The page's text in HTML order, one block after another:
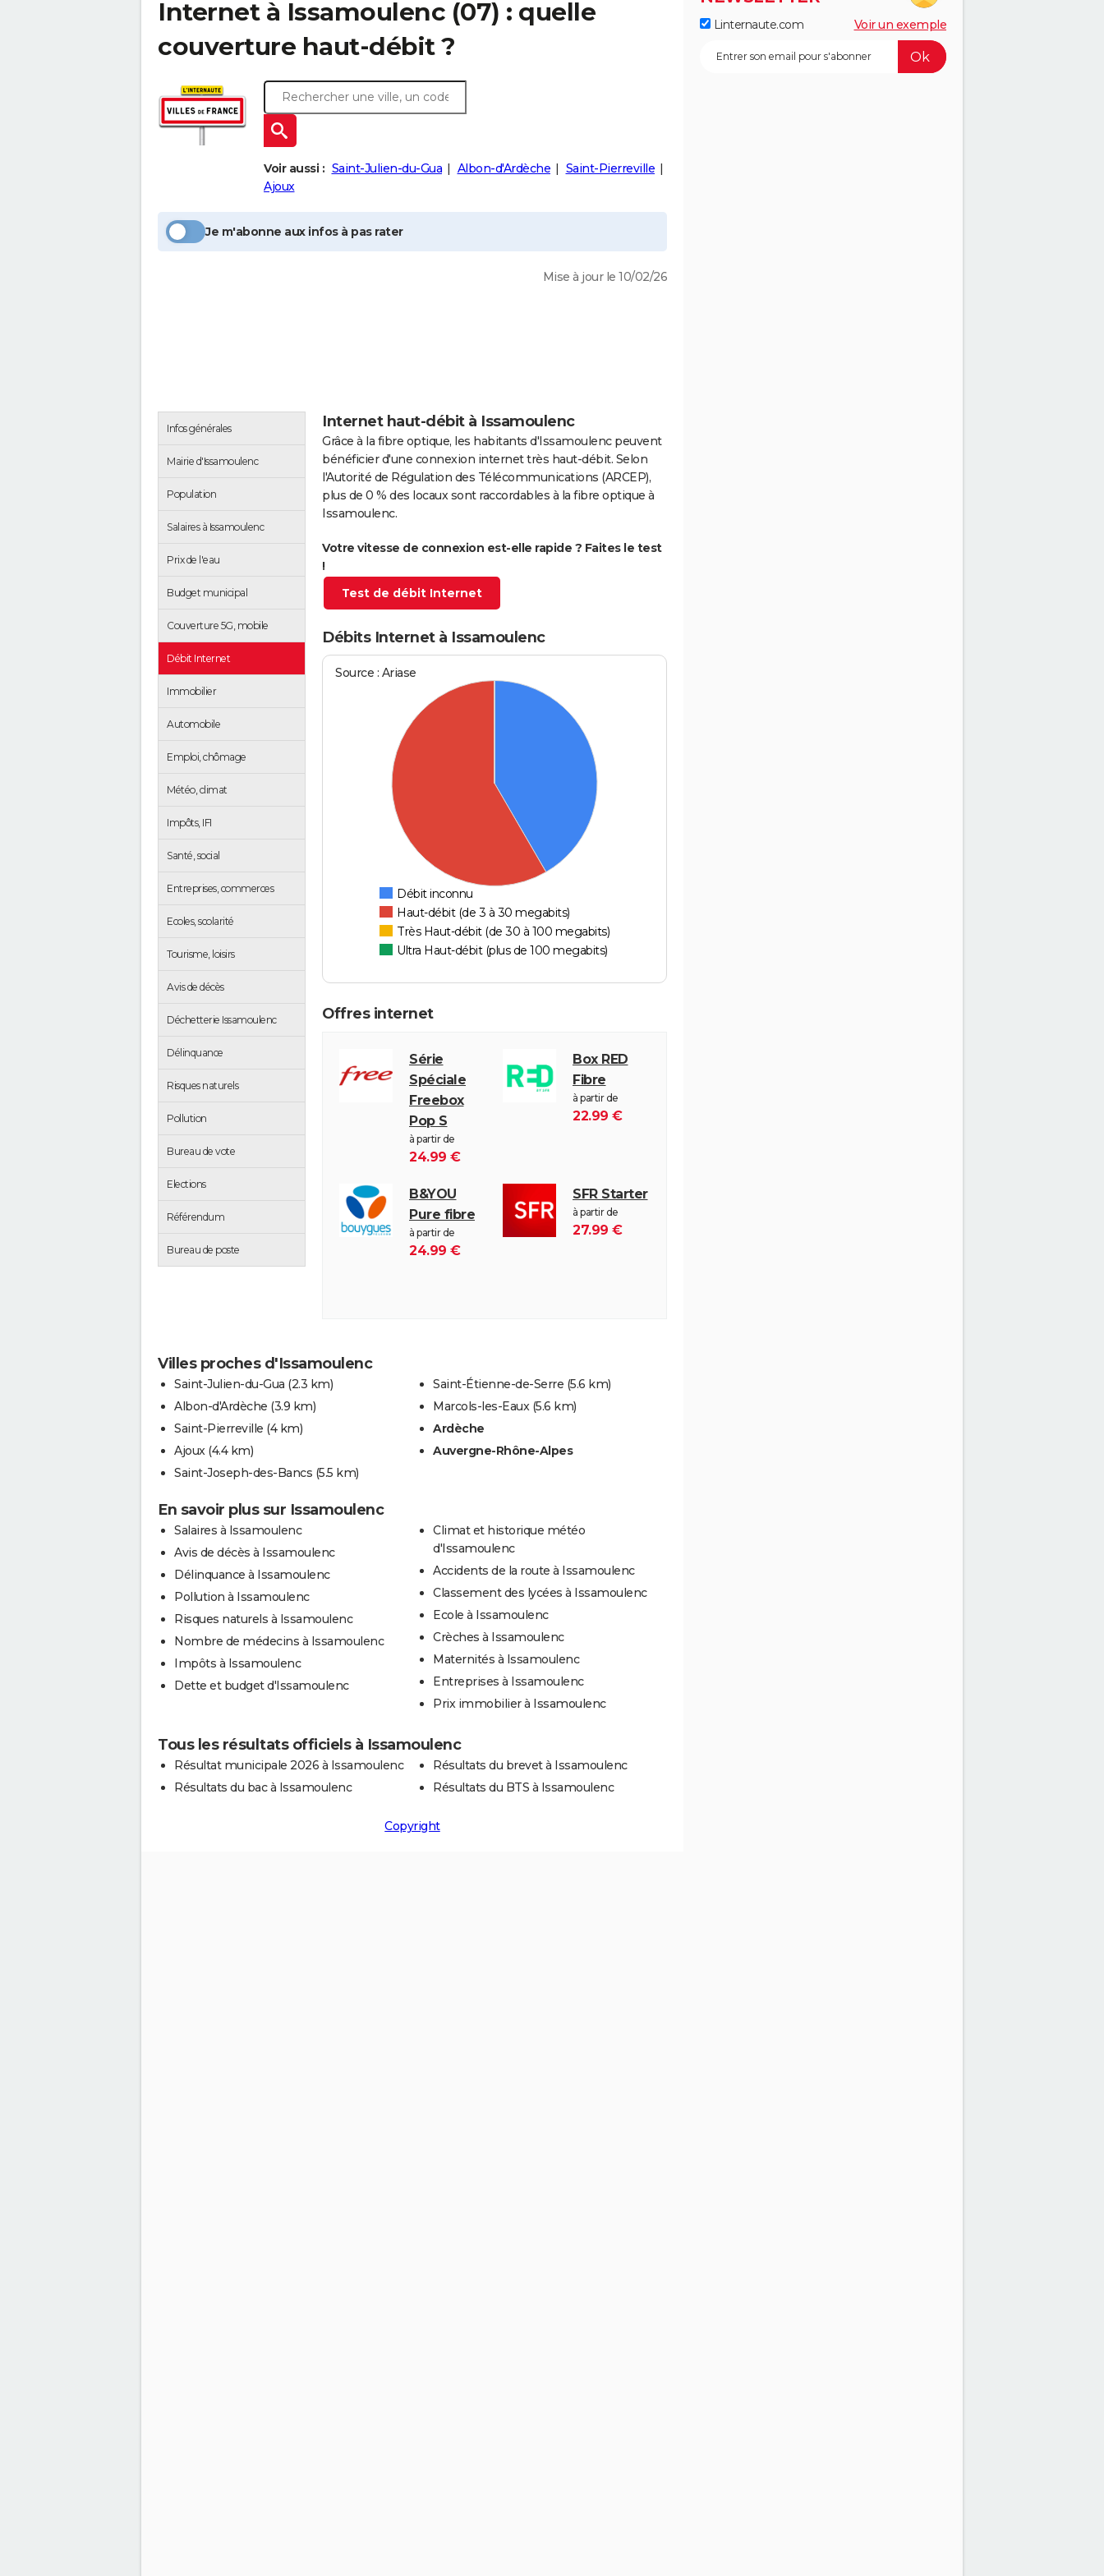
Internet à Issamoulenc (07) : quelle
couverture haut-débit ?
Voir aussi : Saint-Julien-du-Gua Albon-d'Ardèche
Saint-Pierreville
Ajoux
Je m'abonne aux infos à pas rater
Mise à jour le 10/02/26
Infos générales
Mairie d'Issamoulenc
Population
Salaires à Issamoulenc
Prix de l'eau
Budget municipal
Couverture 5G, mobile
Débit Internet
Immobilier
Automobile
Emploi, chômage
Météo, climat
Impôts, IFI
Santé, social
Entreprises, commerces
Ecoles, scolarité
Tourisme, loisirs
Avis de décès
Déchetterie Issamoulenc
Délinquance
Risques naturels
Pollution
Bureau de vote
Elections
Référendum
Bureau de poste
Internet haut-débit à Issamoulenc
Grâce à la fibre optique, les habitants d'Issamoulenc peuvent
bénéficier d'une connexion internet très haut-débit. Selon
l'Autorité de Régulation des Télécommunications (ARCEP),
plus de 0 % des locaux sont raccordables à la fibre optique à
Issamoulenc.
Votre vitesse de connexion est-elle rapide ? Faites le test
!
Test de débit Internet
Débits Internet à Issamoulenc
Source : Ariase
Débit inconnu
Haut-débit (de 3 à 30 megabits)
Très Haut-débit (de 30 à 100 megabits)
Ultra Haut-débit (plus de 100 megabits)
Offres internet
Série
Spéciale
Freebox
Pop S
à partir de
24.99 €
Box RED
Fibre
à partir de
22.99 €
B&YOU
Pure fibre
à partir de
24.99 €
SFR Starter
à partir de
27.99 €
Villes proches d'Issamoulenc
Saint-Julien-du-Gua (2.3 km)
Albon-d'Ardèche (3.9 km)
Saint-Pierreville (4 km)
Ajoux (4.4 km)
Saint-Joseph-des-Bancs (5.5 km)
Saint-Étienne-de-Serre (5.6 km)
Marcols-les-Eaux (5.6 km)
Ardèche
Auvergne-Rhône-Alpes
En savoir plus sur Issamoulenc
Salaires à Issamoulenc
Avis de décès à Issamoulenc
Délinquance à Issamoulenc
Pollution à Issamoulenc
Risques naturels à Issamoulenc
Nombre de médecins à Issamoulenc
Impôts à Issamoulenc
Dette et budget d'Issamoulenc
Climat et historique météo
d'Issamoulenc
Accidents de la route à Issamoulenc
Classement des lycées à Issamoulenc
Ecole à Issamoulenc
Crèches à Issamoulenc
Maternités à Issamoulenc
Entreprises à Issamoulenc
Prix immobilier à Issamoulenc
Tous les résultats officiels à Issamoulenc
Résultat municipale 2026 à Issamoulenc
Résultats du bac à Issamoulenc
Résultats du brevet à Issamoulenc
Résultats du BTS à Issamoulenc
Copyright
Linternaute.com Voir un exemple